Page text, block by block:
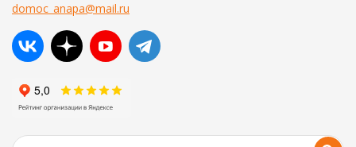
domoc_anapa@mail.ru